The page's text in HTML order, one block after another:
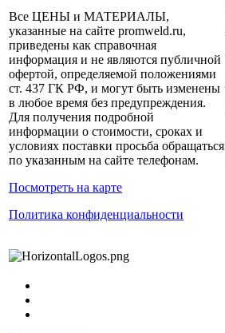
Все ЦЕНЫ и МАТЕРИАЛЫ,
указанные на сайте promweld.ru,
приведены как справочная
информация и не являются публичной
офертой, определяемой положениями
ст. 437 ГК РФ, и могут быть изменены
в любое время без предупреждения.
Для получения подробной
информации о стоимости, сроках и
условиях поставки просьба обращаться
по указанным на сайте телефонам.
Посмотреть на карте
Политика конфиденциальности